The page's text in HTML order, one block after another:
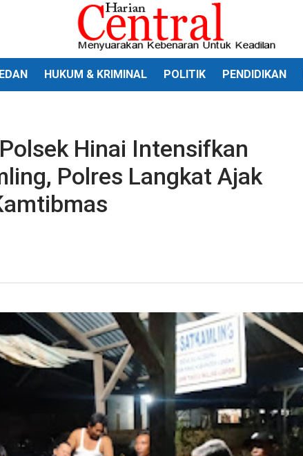
HUKUM & KRIMINAL POLITIK PENDIDIKAN
Hinai Intensifkan
Polres Langkat Ajak